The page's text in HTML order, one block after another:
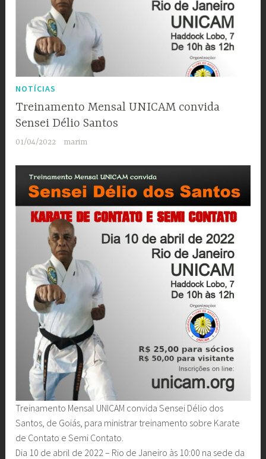
NOTÍCIAS
Treinamento Mensal UNICAM convida
Sensei Délio Santos
01/04/2022 marim
Treinamento Mensal UNICAM convida Sensei Délio dos
Santos, de Goiás, para ministrar treinamento sobre Karate
de Contato e Semi Contato.
Dia 10 de abril de 2022 – Rio de Janeiro às 10:00 na sede da